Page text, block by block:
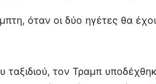
όταν οι δύο ηγέτες θα
ταξιδιού, τον Τραμπ